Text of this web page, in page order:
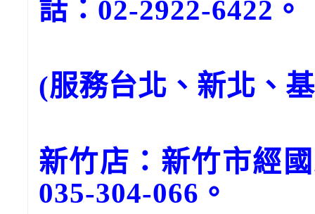
話：02-2922-6422。
(服務台北、新北、
新竹店：新竹市經
035-304-066。